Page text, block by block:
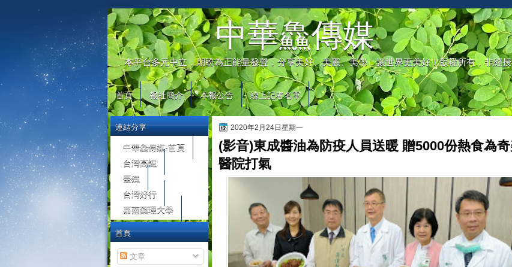
中華鱻傳媒
本平台多元中立，期盼為正能量發聲，分享美好、美麗、美學，讓世界更美好！版權所有，非經
首頁 報社簡介 本報公告 線上記者名單
2020年2月24日星期一
(影音)東成醬油為防疫人員送暖 贈5000份熱食為
醫院打氣
連結分享
中華鱻傳媒-首頁
台灣高鐵
臺鐵
台灣好行
嘉南藥理大學
首頁
文章